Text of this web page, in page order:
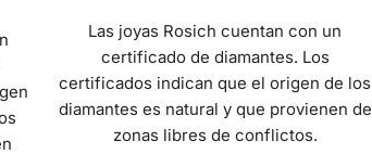
Las joyas Rosich cuentan con un
certificado de diamantes. Los
certificados indican que el origen de los
diamantes es natural y que provienen de
zonas libres de conflictos.